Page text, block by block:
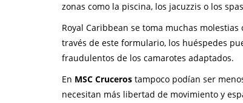
zonas como la piscina, los jacuzzis o los
Royal Caribbean se toma muchas
través de este formulario, los huéspedes
fraudulentos de los camarotes adaptados.
En MSC Cruceros tampoco podían ser
necesitan más libertad de movimiento y